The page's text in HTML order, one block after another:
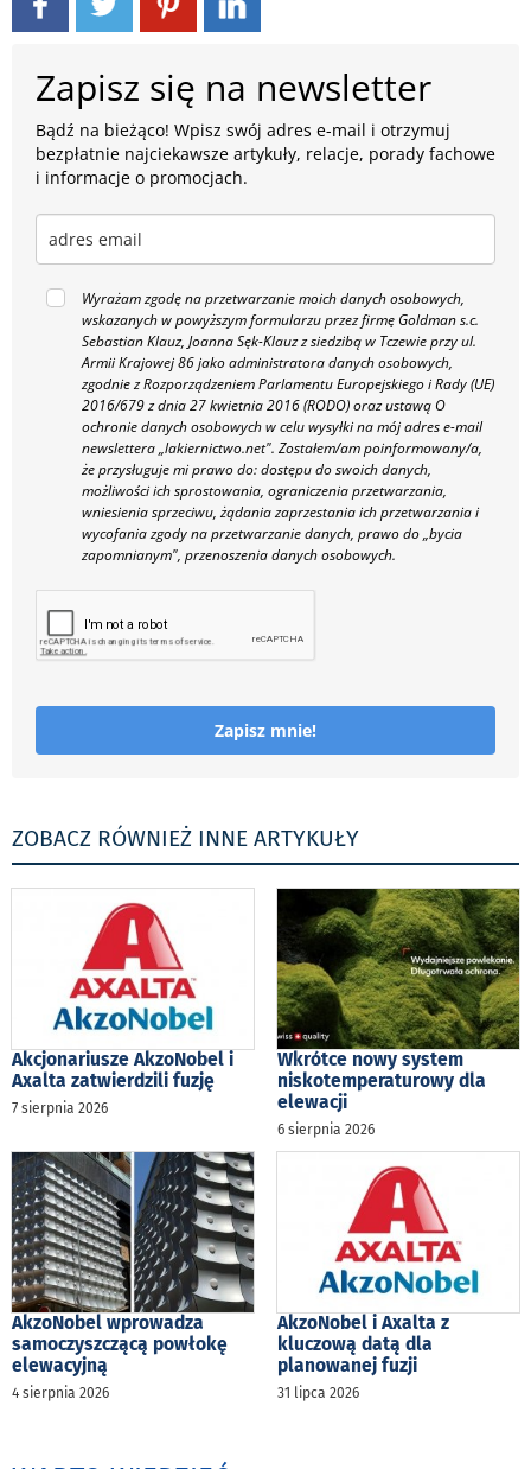
Zapisz się na newsletter
Bądź na bieżąco! Wpisz swój adres e-mail i otrzymuj
bezpłatnie najciekawsze artykuły, relacje, porady fachowe
i informacje o promocjach.
Wyrażam zgodę na przetwarzanie moich danych osobowych,
wskazanych w powyższym formularzu przez firmę Goldman s.c.
Sebastian Klauz, Joanna Sęk-Klauz z siedzibą w Tczewie przy ul.
Armii Krajowej 86 jako administratora danych osobowych,
zgodnie z Rozporządzeniem Parlamentu Europejskiego i Rady (UE)
2016/679 z dnia 27 kwietnia 2016 (RODO) oraz ustawą O
ochronie danych osobowych w celu wysyłki na mój adres e-mail
newslettera „lakiernictwo.net". Zostałem/am poinformowany/a,
że przysługuje mi prawo do: dostępu do swoich danych,
możliwości ich sprostowania, ograniczenia przetwarzania,
wniesienia sprzeciwu, żądania zaprzestania ich przetwarzania i
wycofania zgody na przetwarzanie danych, prawo do „bycia
zapomnianym", przenoszenia danych osobowych.
Zapisz mnie!
ZOBACZ RÓWNIEŻ INNE ARTYKUŁY
Akcjonariusze AkzoNobel i
Axalta zatwierdzili fuzję
7 sierpnia 2026
Wkrótce nowy system
niskotemperaturowy dla
elewacji
6 sierpnia 2026
AkzoNobel wprowadza
samoczyszczącą powłokę
elewacyjną
4 sierpnia 2026
AkzoNobel i Axalta z
kluczową datą dla
planowanej fuzji
31 lipca 2026